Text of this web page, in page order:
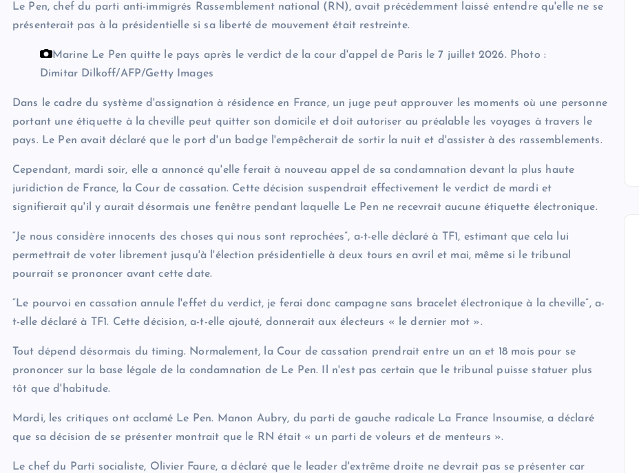
Le Pen, chef du parti anti-immigrés Rassemblement national (RN), avait précédemment laissé entendre qu'elle ne se
présenterait pas à la présidentielle si sa liberté de mouvement était restreinte.
Marine Le Pen quitte le pays après le verdict de la cour d'appel de Paris le 7 juillet 2026. Photo :
Dimitar Dilkoff/AFP/Getty Images
Dans le cadre du système d'assignation à résidence en France, un juge peut approuver les moments où une personne
portant une étiquette à la cheville peut quitter son domicile et doit autoriser au préalable les voyages à travers le
pays. Le Pen avait déclaré que le port d'un badge l'empêcherait de sortir la nuit et d'assister à des rassemblements.
Cependant, mardi soir, elle a annoncé qu'elle ferait à nouveau appel de sa condamnation devant la plus haute
juridiction de France, la Cour de cassation. Cette décision suspendrait effectivement le verdict de mardi et
signifierait qu'il y aurait désormais une fenêtre pendant laquelle Le Pen ne recevrait aucune étiquette électronique.
“Je nous considère innocents des choses qui nous sont reprochées”, a-t-elle déclaré à TF1, estimant que cela lui
permettrait de voter librement jusqu'à l'élection présidentielle à deux tours en avril et mai, même si le tribunal
pourrait se prononcer avant cette date.
“Le pourvoi en cassation annule l'effet du verdict, je ferai donc campagne sans bracelet électronique à la cheville”, a-
t-elle déclaré à TF1. Cette décision, a-t-elle ajouté, donnerait aux électeurs « le dernier mot ».
Tout dépend désormais du timing. Normalement, la Cour de cassation prendrait entre un an et 18 mois pour se
prononcer sur la base légale de la condamnation de Le Pen. Il n'est pas certain que le tribunal puisse statuer plus
tôt que d'habitude.
Mardi, les critiques ont acclamé Le Pen. Manon Aubry, du parti de gauche radicale La France Insoumise, a déclaré
que sa décision de se présenter montrait que le RN était « un parti de voleurs et de menteurs ».
Le chef du Parti socialiste, Olivier Faure, a déclaré que le leader d'extrême droite ne devrait pas se présenter car